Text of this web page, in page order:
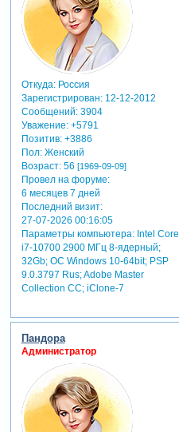
Откуда:Россия
Зарегистрирован: 12-12-2012
Сообщений:3904
Уважение: +5791
Позитив: +3886
Пол:Женский
Возраст:56 [1969-09-09]
Провел на форуме:
6 месяцев 7 дней
Последний визит:
27-07-2026 00:16:05
Параметры компьютера:Intel Core
i7-10700 2900 МГц 8-ядерный;
32Gb; ОС Windows 10-64bit; PSP
9.0.3797 Rus; Adobe Master
Collection СС; iClone-7
Пандора
Администратор